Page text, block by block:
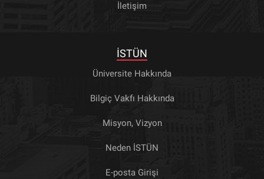
İletişim
İSTÜN
Üniversite Hakkında
Bilgiç Vakfı Hakkında
Misyon, Vizyon
Neden İSTÜN
E-posta Girişi